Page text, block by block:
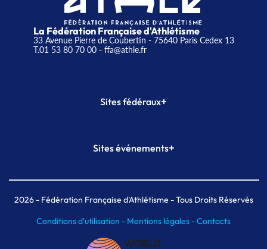
La Fédération Française d'Athlétisme
33 Avenue Pierre de Coubertin - 75640 Paris Cedex 13
T.01 53 80 70 00- ffa@athle.fr
Sites fédéraux+
Plateforme Formation
Sites événements+
Meeting de Paris indoor
MAIF Ekiden de Paris
2026- Fédération Française d'Athlétisme - Tous Droits Réservés
Conditions d'utilisation - Mentions légales -Contacts